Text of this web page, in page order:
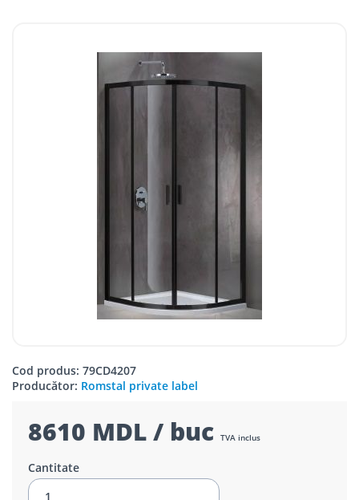
Cod produs: 79CD4207
Producător: Romstal private label
8610 MDL / buc TVA inclus
Cantitate